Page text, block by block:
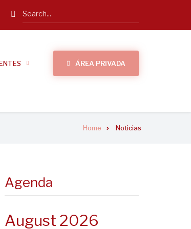
Search
ÁREA PRIVADA
Home Noticias
Agenda
August 2026